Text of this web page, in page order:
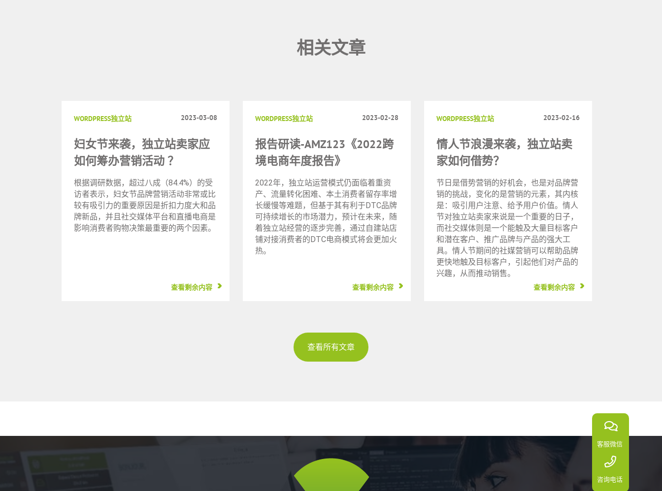
客服微信
咨询电话
相关文章
WORDPRESS独立站 2023-03-08
妇女节来袭，独立站卖家应
如何筹办营销活动 ？
根据调研数据，超过八成（84.4%）的受
访者表示，妇女节品牌营销活动非常或比
较有吸引力的重要原因是折扣力度大和品
牌新品，并且社交媒体平台和直播电商是
影响消费者购物决策最重要的两个因素。
查看剩余内容
WORDPRESS独立站 2023-02-28
报告研读-AMZ123《2022跨
境电商年度报告》
2022年，独立站运营模式仍面临着重资
产、流量转化困难、本土消费者留存率增
长缓慢等难题，但基于其有利于DTC品牌
可持续增长的市场潜力，预计在未来，随
着独立站经营的逐步完善，通过自建站店
铺对接消费者的DTC电商模式将会更加火
热。
查看剩余内容
WORDPRESS独立站 2023-02-16
情人节浪漫来袭，独立站卖
家如何借势？
节日是借势营销的好机会，也是对品牌营
销的挑战，变化的是营销的元素，其内核
是：吸引用户注意、给予用户价值。情人
节对独立站卖家来说是一个重要的日子，
而社交媒体则是一个能触及大量目标客户
和潜在客户、推广品牌与产品的强大工
具。情人节期间的社媒营销可以帮助品牌
更快地触及目标客户，引起他们对产品的
兴趣，从而推动销售。
查看剩余内容
查看所有文章